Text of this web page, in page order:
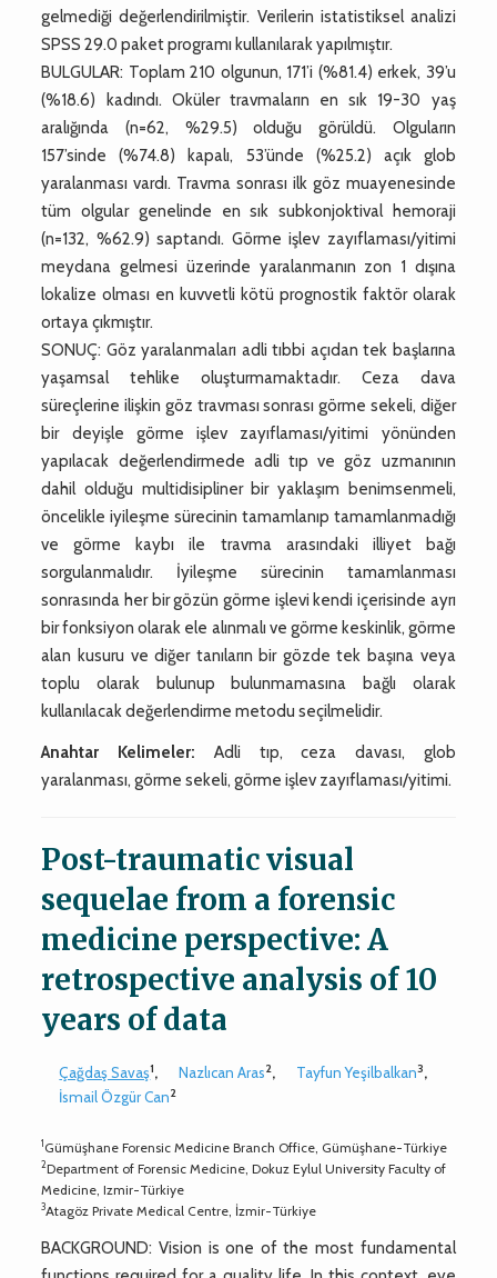
gelmediği değerlendirilmiştir. Verilerin istatistiksel analizi
SPSS 29.0 paket programı kullanılarak yapılmıştır.
BULGULAR: Toplam 210 olgunun, 171’i (%81.4) erkek, 39’u
(%18.6) kadındı. Oküler travmaların en sık 19-30 yaş
aralığında (n=62, %29.5) olduğu görüldü. Olguların
157’sinde (%74.8) kapalı, 53’ünde (%25.2) açık glob
yaralanması vardı. Travma sonrası ilk göz muayenesinde
tüm olgular genelinde en sık subkonjoktival hemoraji
(n=132, %62.9) saptandı. Görme işlev zayıflaması/yitimi
meydana gelmesi üzerinde yaralanmanın zon 1 dışına
lokalize olması en kuvvetli kötü prognostik faktör olarak
ortaya çıkmıştır.
SONUÇ: Göz yaralanmaları adli tıbbi açıdan tek başlarına
yaşamsal tehlike oluşturmamaktadır. Ceza dava
süreçlerine ilişkin göz travması sonrası görme sekeli, diğer
bir deyişle görme işlev zayıflaması/yitimi yönünden
yapılacak değerlendirmede adli tıp ve göz uzmanının
dahil olduğu multidisipliner bir yaklaşım benimsenmeli,
öncelikle iyileşme sürecinin tamamlanıp tamamlanmadığı
ve görme kaybı ile travma arasındaki illiyet bağı
sorgulanmalıdır. İyileşme sürecinin tamamlanması
sonrasında her bir gözün görme işlevi kendi içerisinde ayrı
bir fonksiyon olarak ele alınmalı ve görme keskinlik, görme
alan kusuru ve diğer tanıların bir gözde tek başına veya
toplu olarak bulunup bulunmamasına bağlı olarak
kullanılacak değerlendirme metodu seçilmelidir.
Anahtar Kelimeler: Adli tıp, ceza davası, glob
yaralanması, görme sekeli, görme işlev zayıflaması/yitimi.
Post-traumatic visual
sequelae from a forensic
medicine perspective: A
retrospective analysis of 10
years of data
Çağdaş Savaş1, Nazlıcan Aras2, Tayfun Yeşilbalkan3,
İsmail Özgür Can2
1Gümüşhane Forensic Medicine Branch Office, Gümüşhane-Türkiye
2Department of Forensic Medicine, Dokuz Eylul University Faculty of
Medicine, Izmir-Türkiye
3Atagöz Private Medical Centre, İzmir-Türkiye
BACKGROUND: Vision is one of the most fundamental